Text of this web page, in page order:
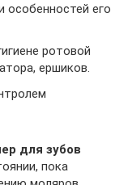
особенностей его
ротовой
ершиков.
для зубов
пока